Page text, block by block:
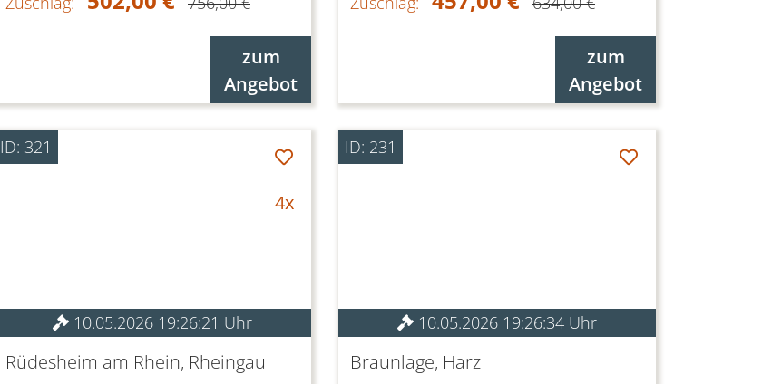
zum
Angebot
zum
Angebot
ID: 321
4x
10.05.2026 19:26:21 Uhr
Rüdesheim am Rhein, Rheingau
ID: 231
10.05.2026 19:26:34 Uhr
Braunlage, Harz